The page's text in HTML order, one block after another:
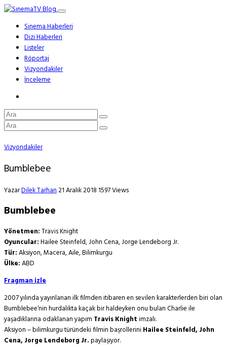
Sinema Haberleri
Dizi Haberleri
Listeler
Röportaj
Vizyondakiler
İnceleme
Vizyondakiler
Bumblebee
YazarDilek Tarhan21 Aralık 2018 1597 Views
Bumblebee
Yönetmen:Travis Knight
Oyuncular:Hailee Steinfeld, John Cena, Jorge Lendeborg Jr.
Tür:Aksiyon, Macera, Aile, Bilimkurgu
Ülke:ABD
Fragman izle
2007 yılında yayınlanan ilk filmden itibaren en sevilen karakterlerden biri olan
Bumblebee‘nin hurdalıkta kaçak bir haldeyken onu bulan Charlie ile
yaşadıklarına odaklanan yapım Travis Knightimzalı.
Aksiyon – bilimkurgu türündeki filmin başrollerini Hailee Steinfeld, John
Cena, Jorge Lendeborg Jr.paylaşıyor.